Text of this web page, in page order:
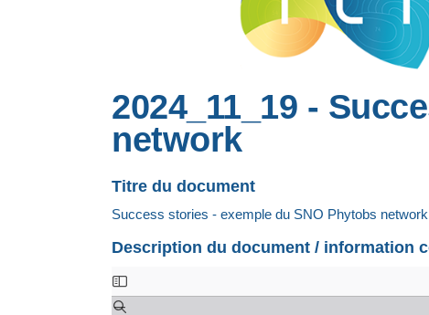
2024_11_19 -
network
Titre du document
Success stories - exemple du SNO Phytobs network
Description du document / information